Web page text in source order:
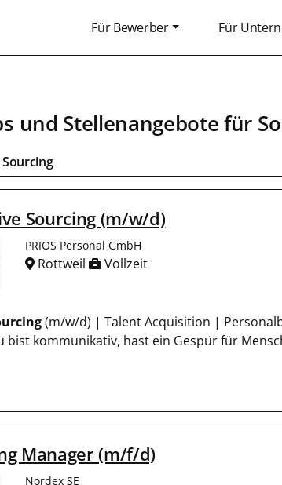
Für Bewerber Für
und Stellenangebote für
Sourcing
Sourcing (m/w/d)
PRIOS Personal GmbH
Rottweil Vollzeit
(m/w/d) | Talent Acquisition |
bist kommunikativ, hast ein Gespür für
Manager (m/f/d)
Nordex SE